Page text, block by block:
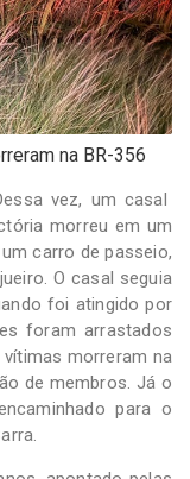
na BR-356
vez, um casal
morreu em um
carro de passeio,
O casal seguia
foi atingido por
foram arrastados
morreram na
de membros. Já o
para o